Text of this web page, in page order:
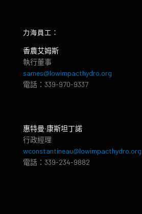
力海員工：
香農艾姆斯
執行董事
sames@lowimpacthydro.org
電話：339-970-9337
惠特曼‧康斯坦丁諾
行政經理
wconstantineau@lowimpacthydro.org
電話：339-234-9882